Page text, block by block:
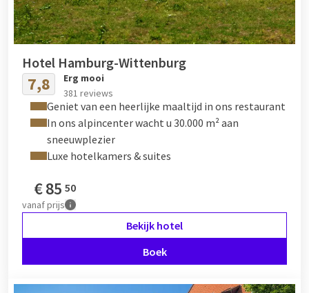
Hotel Hamburg-Wittenburg
7,8
Erg mooi
381 reviews
Geniet van een heerlijke maaltijd in ons restaurant
In ons alpincenter wacht u 30.000 m² aan
sneeuwplezier
Luxe hotelkamers & suites
€85 50
vanafprijs
Bekijk hotel
Boek